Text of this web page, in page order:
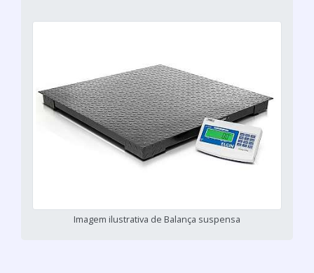
Imagem ilustrativa de Balança suspensa